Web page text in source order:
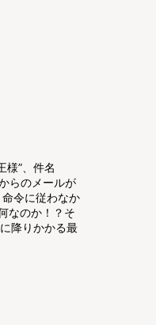
様”、件名
らのメールが
令に従わなか
なのか！？そ
降りかかる最